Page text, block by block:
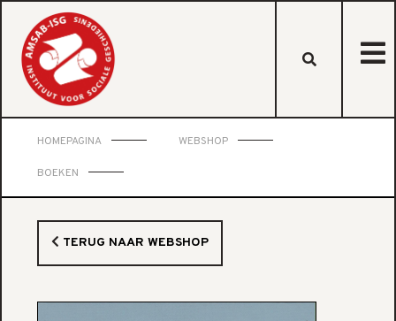
HOMEPAGINA WEBSHOP
BOEKEN
TERUG NAAR WEBSHOP